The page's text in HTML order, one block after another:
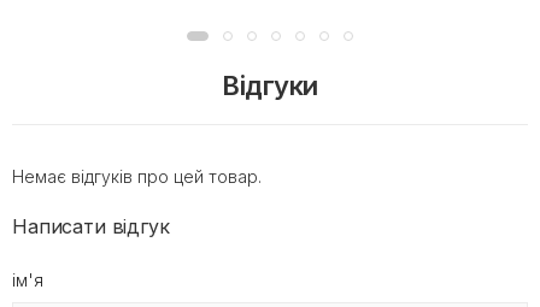
Відгуки
Немає відгуків про цей товар.
Написати відгук
ім'я